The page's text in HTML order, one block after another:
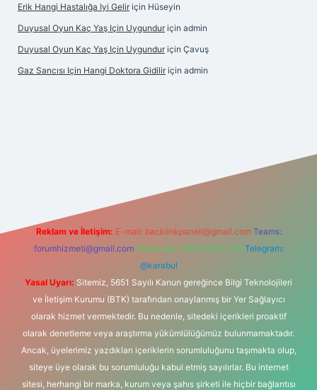
Erik Hangi Hastalığa Iyi Gelir için Hüseyin
Duyusal Oyun Kaç Yaş Için Uygundur için admin
Duyusal Oyun Kaç Yaş Için Uygundur için Çavuş
Gaz Sancısı Için Hangi Doktora Gidilir için admin
Reklam ve İletişim: E-mail: backlinkpaneli@gmail.com Teams:
forumhizmeti@gmail.com Whatsapp: 0262 606 0 726 Telegram:
@karabul
Yasal Uyarı: Sitemiz, 5651 Sayılı Kanun gereğince Bilgi Teknolojileri
ve İletişim Kurumu (BTK) tarafından onaylanmış bir Yer Sağlayıcı
olarak hizmet vermektedir. Bu nedenle, sitedeki içerikleri proaktif
olarak denetleme veya araştırma yükümlülüğümüz bulunmamaktadır.
Ancak, üyelerimiz yazdıkları içeriklerin sorumluluğunu taşımakta olup,
siteye üye olarak bu sorumluluğu kabul etmiş sayılırlar. Bu internet
sitesi, herhangi bir marka, kurum veya şahıs şirketi ile hiçbir bağlantısı